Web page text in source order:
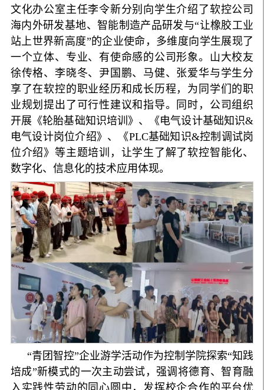
文化办公室主任李令新分别向学生介绍了软控公司
海内外研发基地、智能制造产品研发与“让橡胶工业
站上世界新高度”的企业使命，多维度向学生展现了
一个立体、专业、有使命感的公司形象。山大校友
徐传格、李晓冬、尹国鹏、马健、张爱华与学生分
享了在软控的职业经历和成长历程，为同学们的职
业规划提出了可行性建议和指导。同时，公司组织
开展《轮胎基础知识培训》、《电气设计基础知识&
电气设计岗位介绍》、《PLC基础知识&控制调试岗
位介绍》等主题培训，让学生了解了软控智能化、
数字化、信息化的技术应用体现。
“青团智控”企业游学活动作为控制学院探索“知践
培成”新模式的一次主动尝试，强调将德育、智育融
入实践性劳动的同心圆中，发挥校企合作的平台优